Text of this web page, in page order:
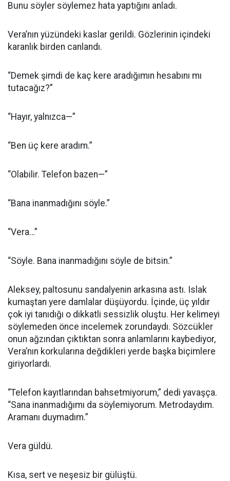
Bunu söyler söylemez hata yaptığını anladı.
Vera’nın yüzündeki kaslar gerildi. Gözlerinin içindeki
karanlık birden canlandı.
“Demek şimdi de kaç kere aradığımın hesabını mı
tutacağız?”
“Hayır, yalnızca—”
“Ben üç kere aradım.”
“Olabilir. Telefon bazen—”
“Bana inanmadığını söyle.”
“Vera…”
“Söyle. Bana inanmadığını söyle de bitsin.”
Aleksey, paltosunu sandalyenin arkasına astı. Islak
kumaştan yere damlalar düşüyordu. İçinde, üç yıldır
çok iyi tanıdığı o dikkatli sessizlik oluştu. Her kelimeyi
söylemeden önce incelemek zorundaydı. Sözcükler
onun ağzından çıktıktan sonra anlamlarını kaybediyor,
Vera’nın korkularına değdikleri yerde başka biçimlere
giriyorlardı.
“Telefon kayıtlarından bahsetmiyorum,” dedi yavaşça.
“Sana inanmadığımı da söylemiyorum. Metrodaydım.
Aramanı duymadım.”
Vera güldü.
Kısa, sert ve neşesiz bir gülüştü.